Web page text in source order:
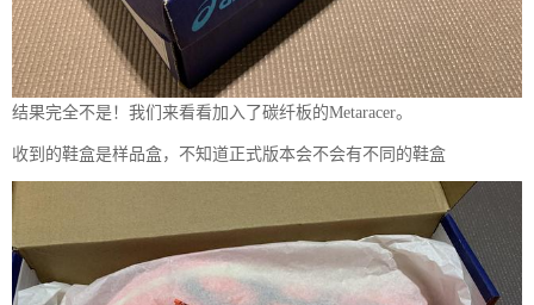
结果完全不是！我们来看看加入了碳纤板的Metaracer。
收到的鞋盒是样品盒，不知道正式版本会不会有不同的鞋盒